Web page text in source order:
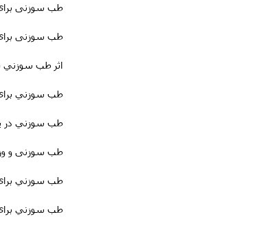
طب سوزنى
طب سوزنی برای
اثر طب سوزني
طب سوزني برای
طب سوزني در
طب سوزنی و
طب سوزني
طب سوزني برای